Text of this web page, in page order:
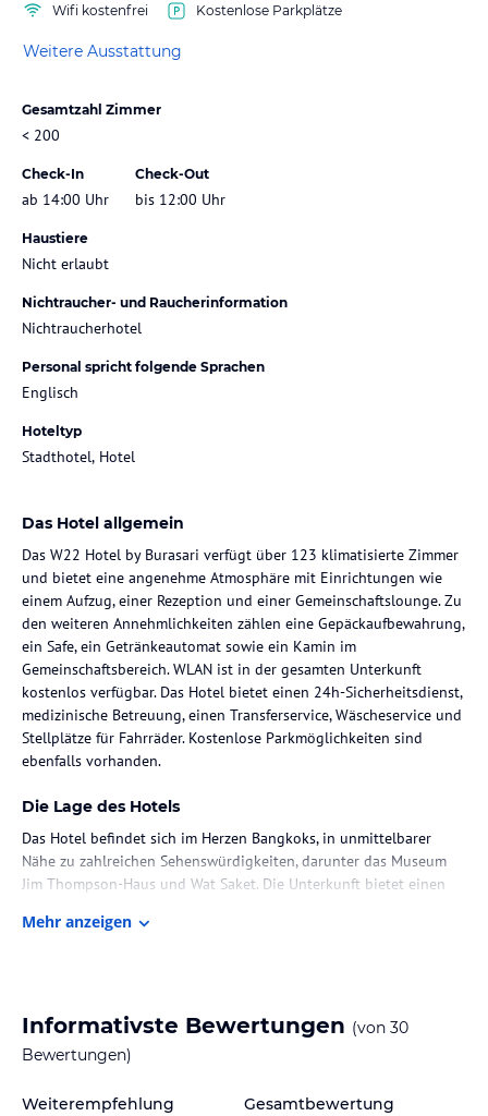
Wifi kostenfrei Kostenlose Parkplätze
Weitere Ausstattung
Gesamtzahl Zimmer
< 200
Check-In
ab 14:00 Uhr
Check-Out
bis 12:00 Uhr
Haustiere
Nicht erlaubt
Nichtraucher- und Raucherinformation
Nichtraucherhotel
Personal spricht folgende Sprachen
Englisch
Hoteltyp
Stadthotel, Hotel
Das Hotel allgemein
Das W22 Hotel by Burasari verfügt über 123 klimatisierte Zimmer
und bietet eine angenehme Atmosphäre mit Einrichtungen wie
einem Aufzug, einer Rezeption und einer Gemeinschaftslounge. Zu
den weiteren Annehmlichkeiten zählen eine Gepäckaufbewahrung,
ein Safe, ein Getränkeautomat sowie ein Kamin im
Gemeinschaftsbereich. WLAN ist in der gesamten Unterkunft
kostenlos verfügbar. Das Hotel bietet einen 24h-Sicherheitsdienst,
medizinische Betreuung, einen Transferservice, Wäscheservice und
Stellplätze für Fahrräder. Kostenlose Parkmöglichkeiten sind
ebenfalls vorhanden.
Die Lage des Hotels
Das Hotel befindet sich im Herzen Bangkoks, in unmittelbarer
Nähe zu zahlreichen Sehenswürdigkeiten, darunter das Museum
Jim Thompson-Haus und Wat Saket. Die Unterkunft bietet einen
ist der Don Mueang Flughafen, der 26 km entfernt liegt.
Queen- oder Kingsize-Bett, einem Safe und einem Schreibtisch.
Jedes Zimmer verfügt über einen Kühlschrank, ein Telefon, einen
Badezimmer findet sich eine Dusche sowie ein Föhn, und
Mehr anzeigen
Informativste Bewertungen (von 30
Bewertungen)
Weiterempfehlung Gesamtbewertung